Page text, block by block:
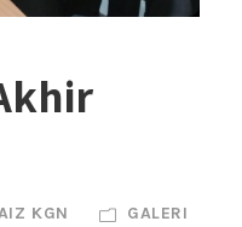
KGN GALERI